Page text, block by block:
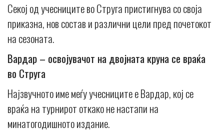
Секој од учесниците во Струга пристигнува со своја
приказна, нов состав и различни цели пред почетокот
на сезоната.
Вардар – освојувачот на двојната круна се враќа
во Струга
Најзвучното име меѓу учесниците е Вардар, кој се
враќа на турнирот откако не настапи на
минатогодишното издание.